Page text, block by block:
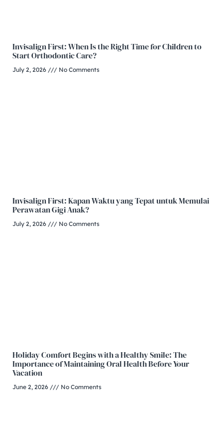
Invisalign First: When Is the Right Time for Children to
Start Orthodontic Care?
July 2, 2026 No Comments
Invisalign First: Kapan Waktu yang Tepat untuk Memulai
Perawatan Gigi Anak?
July 2, 2026 No Comments
Holiday Comfort Begins with a Healthy Smile: The
Importance of Maintaining Oral Health Before Your
Vacation
June 2, 2026 No Comments